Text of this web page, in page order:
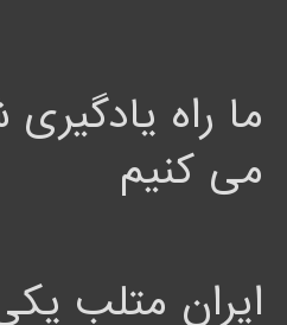
ما راه یادگیری
می کنیم
ایران متلب